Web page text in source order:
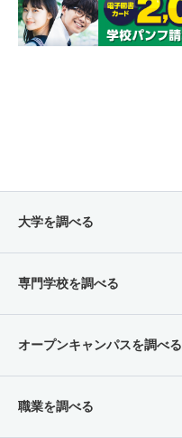
大学を調べる
専門学校を調べる
オープンキャンパスを調べる
職業を調べる